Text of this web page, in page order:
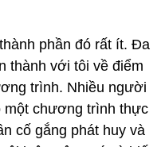
phần đó rất ít. Đa
thành với tôi về điểm
trình. Nhiều người
một chương trình thực
cố gắng phát huy và